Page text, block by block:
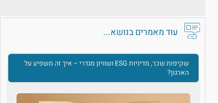
עוד מאמרים בנושא...
שקיפות שכר, מדיניות ESG ושוויון מגדרי – איך זה משפיע על
הארגון?